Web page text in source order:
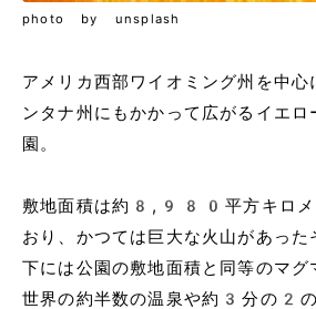
photo by unsplash
アメリカ西部ワイオミング州を中心
ンタナ州にもかかって広がるイエロ
園。
敷地面積は約8,980平方キロメ
おり、かつては巨大な火山があっ
下には公園の敷地面積と同等のマグ
世界の約半数の温泉や約3分の2の